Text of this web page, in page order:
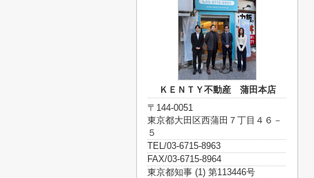
ＫＥＮＴＹ不動産 蒲田本店
〒144-0051
東京都大田区西蒲田７丁目４６－
５
TEL/03-6715-8963
FAX/03-6715-8964
東京都知事 (1) 第113446号